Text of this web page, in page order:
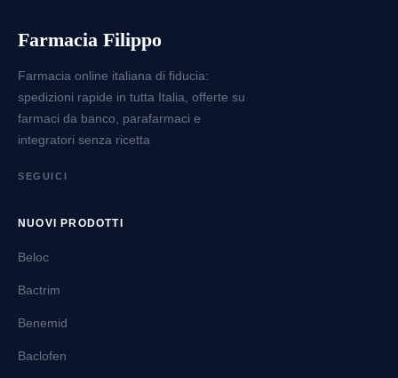
Farmacia Filippo
Farmacia online italiana di fiducia:
spedizioni rapide in tutta Italia, offerte su
farmaci da banco, parafarmaci e
integratori senza ricetta
SEGUICI
NUOVI PRODOTTI
Beloc
Bactrim
Benemid
Baclofen